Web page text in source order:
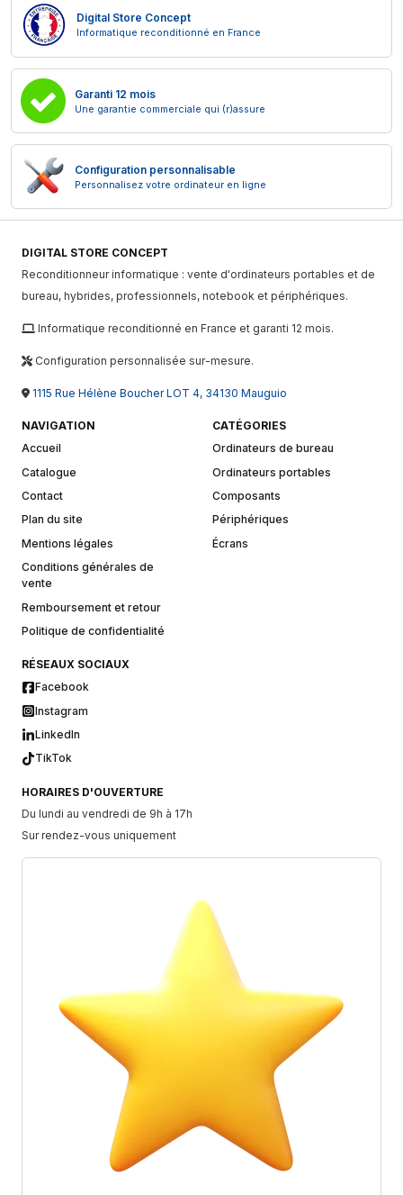
Digital Store Concept
Informatique reconditionné en France
Garanti 12 mois
Une garantie commerciale qui (r)assure
Configuration personnalisable
Personnalisez votre ordinateur en ligne
DIGITAL STORE CONCEPT
Reconditionneur informatique : vente d'ordinateurs portables et de
bureau, hybrides, professionnels, notebook et périphériques.
Informatique reconditionné en France et garanti 12 mois.
Configuration personnalisée sur-mesure.
1115 Rue Hélène Boucher LOT 4, 34130 Mauguio
NAVIGATION
Accueil
Catalogue
Contact
Plan du site
Mentions légales
Conditions générales de
vente
Remboursement et retour
Politique de confidentialité
CATÉGORIES
Ordinateurs de bureau
Ordinateurs portables
Composants
Périphériques
Écrans
RÉSEAUX SOCIAUX
Facebook
Instagram
LinkedIn
TikTok
HORAIRES D'OUVERTURE
Du lundi au vendredi de 9h à 17h
Sur rendez-vous uniquement